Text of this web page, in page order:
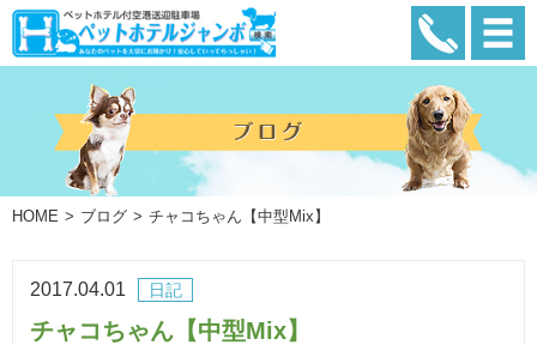
HOME ブログ チャコちゃん【中型Mix】
日記
2017.04.01
チャコちゃん【中型Mix】